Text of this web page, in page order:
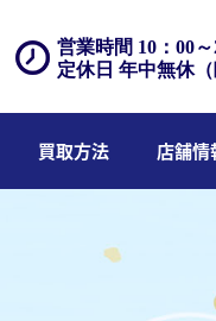
営業時間 10：00
定休日 年中無休（
買取方法 店舗情